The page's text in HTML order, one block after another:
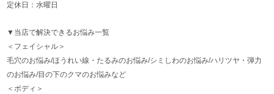
定休日：水曜日
▼当店で解決できるお悩み一覧
＜フェイシャル＞
毛穴のお悩み/ほうれい線・たるみのお悩み/シミしわのお悩み/ハリツヤ・弾力
のお悩み/目の下のクマのお悩みなど
＜ボディ＞